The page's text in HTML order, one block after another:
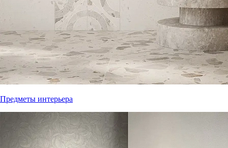
Предметы интерьера